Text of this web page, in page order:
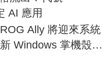
AI 應用
Ally 將迎來系統
Windows 掌機殼模